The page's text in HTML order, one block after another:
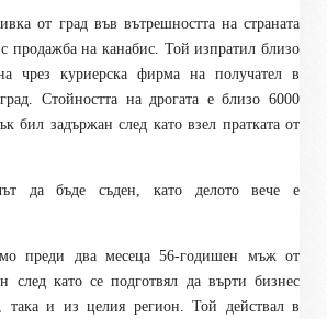
от град във вътрешността на страната
продажба на канабис. Той изпратил близо
чрез куриерска фирма на получател в
Стойността на дрогата е близо 6000
бил задържан след като взел пратката от
да бъде съден, като делото вече е
преди два месеца 56-годишен мъж от
след като се подготвял да върти бизнес
така и из целия регион. Той действал в